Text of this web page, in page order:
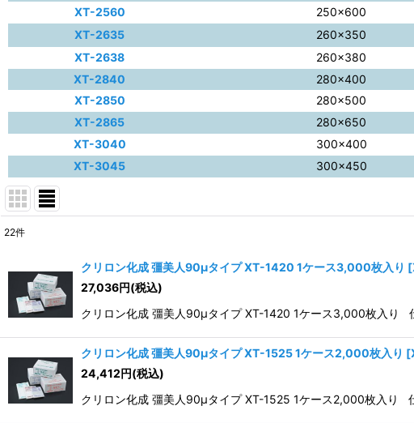
XT-2560
250×600
XT-2635
260×350
XT-2638
260×380
XT-2840
280×400
XT-2850
280×500
XT-2865
280×650
XT-3040
300×400
XT-3045
300×450
並び順:
22件
クリロン化成 彊美人90μタイプ XT-1420 1ケース3,000枚入り [
27,036円(税込)
クリロン化成 彊美人90μタイプ XT-1420 1ケース3,000枚入り
クリロン化成 彊美人90μタイプ XT-1525 1ケース2,000枚入り [
24,412円(税込)
クリロン化成 彊美人90μタイプ XT-1525 1ケース2,000枚入り